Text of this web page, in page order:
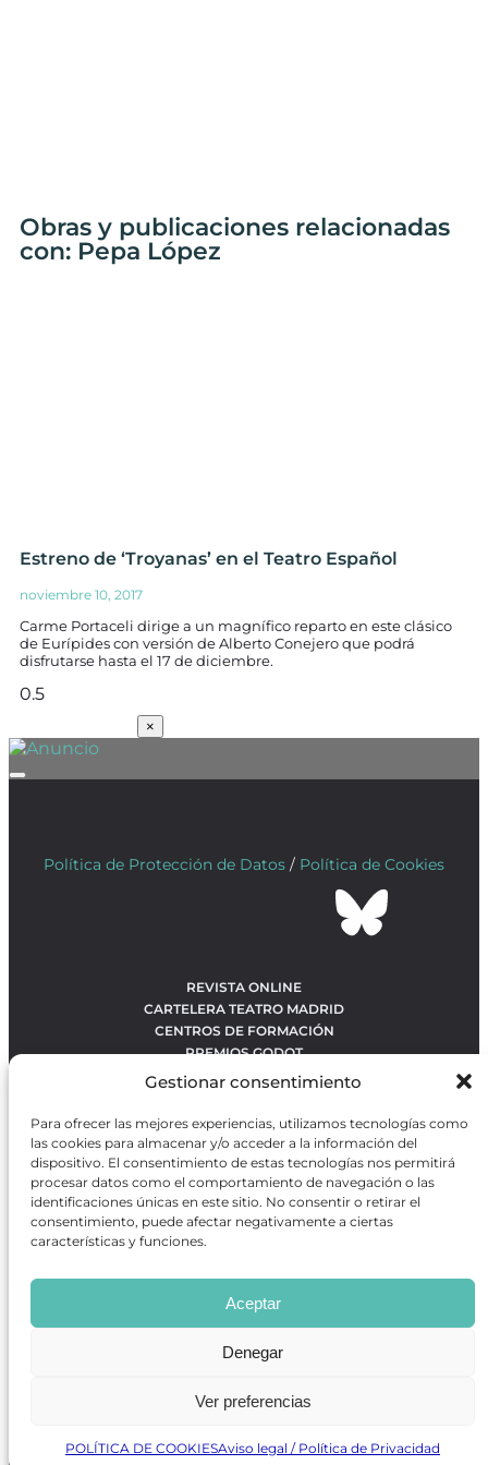
Gestionar consentimiento
Para ofrecer las mejores experiencias, utilizamos tecnologías como
las cookies para almacenar y/o acceder a la información del
dispositivo. El consentimiento de estas tecnologías nos permitirá
procesar datos como el comportamiento de navegación o las
identificaciones únicas en este sitio. No consentir o retirar el
consentimiento, puede afectar negativamente a ciertas
características y funciones.
Aceptar
Denegar
Ver preferencias
POLÍTICA DE COOKIESAviso legal / Política de Privacidad
Obras y publicaciones relacionadas
con: Pepa López
Estreno de ‘Troyanas’ en el Teatro Español
noviembre 10, 2017
Carme Portaceli dirige a un magnífico reparto en este clásico
de Eurípides con versión de Alberto Conejero que podrá
disfrutarse hasta el 17 de diciembre.
×
Política de Protección de Datos / Política de Cookies
REVISTA ONLINE
CARTELERA TEATRO MADRID
CENTROS DE FORMACIÓN
PREMIOS GODOT
CONTACTO
OBRAS MÁS VOTADAS
RANKING MEJORES OBRAS
BÚSQUEDA AVANZADA DE OBRAS
Revista GODOTes una revista independiente especializada
en información sobre artes escénicas de Madrid, gratuita y
que se distribuye en espacios escénicos, además de otros
puntos de interés turístico y de ocio de la capital.
Desarrollado por Precise Future